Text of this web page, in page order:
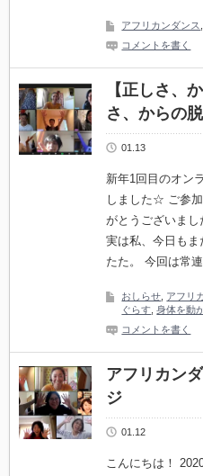
アフリカンダンス
コメントを書く
【正しさ、
さ、からの脱
01.13
新年1回目のオン
しました☆ ご参
がとうございまし
実は私、今日も
たた。 今回は常
おしらせ アフリ
ぐらす ,身体を動
コメントを書く
アフリカン
ジ
01.12
こんにちは！